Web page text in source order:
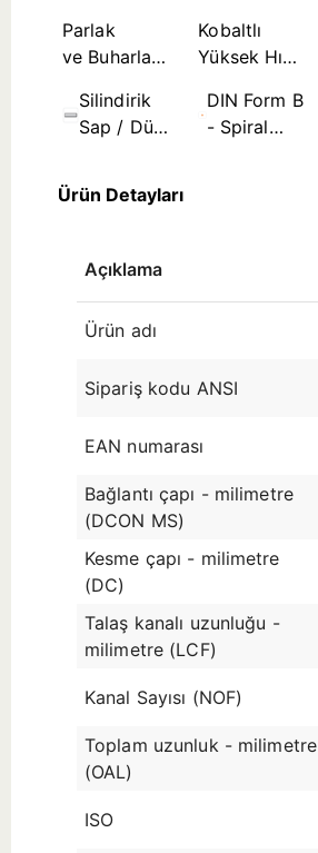
Parlak
ve Buharla
Kombinasyon
Kobaltlı
Yüksek Hız
Malzemesi
Silindirik
Sap / Düz
DIN Form B
- Spiral
Ürün Detayları
Açıklama
Ürün adı
Sipariş kodu ANSI
EAN numarası
Bağlantı çapı - milimetre
(DCON MS)
Kesme çapı - milimetre
(DC)
Talaş kanalı uzunluğu -
milimetre (LCF)
Kanal Sayısı (NOF)
Toplam uzunluk - milimetre
(OAL)
ISO